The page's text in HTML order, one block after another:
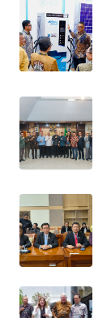
WAHANA
UMKM
WAHANA
WAHANA
PERSONA
WAHANA
OTOMOTIF
HEALTH